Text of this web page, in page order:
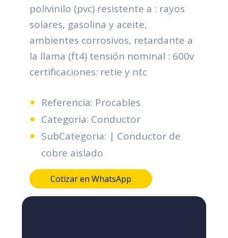
polivinilo (pvc) resistente a : rayos
solares, gasolina y aceite,
ambientes corrosivos, retardante a
la llama (ft4) tensión nominal : 600v
certificaciones: retie y ntc
Referencia: Procables
Categoria: Conductor
SubCategoria: | Conductor de
cobre aislado
Cotizar en WhatsApp